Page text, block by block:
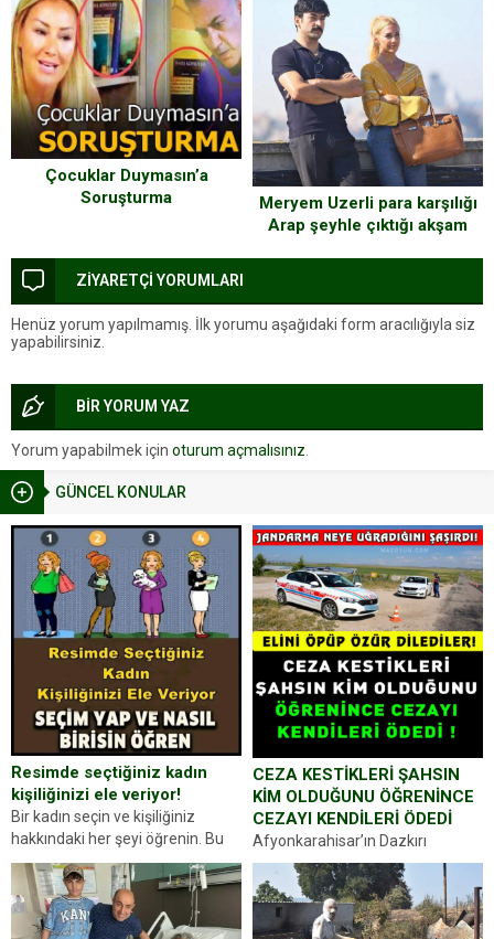
GÜNCEL KONULAR
Resimde seçtiğiniz kadın
kişiliğinizi ele veriyor!
Bir kadın seçin ve kişiliğiniz
hakkındaki her şeyi öğrenin. Bu
kez karşınıza oldukça farklı bir
kişilik testiyle çıkıyoruz. Resimde
gördüğünüz kadın figürlerinden
dikkatinizi en...
CEZA KESTİKLERİ ŞAHSIN
KİM OLDUĞUNU ÖĞRENİNCE
CEZAYI KENDİLERİ ÖDEDİ
Afyonkarahisar’ın Dazkırı
ilçesinde trafik uygulaması
yapan jandarma ekipleri
durdurdukları bir otomobilin
sürücüsünden ehliyet ve ruhsat
Çocuklar Duymasın’a
Soruşturma
Meryem Uzerli para karşılığı
Arap şeyhle çıktığı akşam
ZİYARETÇİ YORUMLARI
Henüz yorum yapılmamış. İlk yorumu aşağıdaki form aracılığıyla siz
yapabilirsiniz.
BİR YORUM YAZ
Yorum yapabilmek için oturum açmalısınız